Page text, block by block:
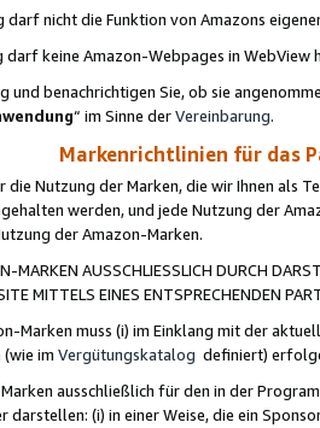
darf nicht die Funktion von Amazons
darf keine Amazon-Webpages in WebView
und benachrichtigen Sie, ob sie
“ im Sinne derVereinbarung.
Markenrichtlinien für das
die Nutzung der Marken, die wir Ihnen als
werden, und jede Nutzung der
der Amazon-Marken.
MARKEN AUSSCHLIESSLICH DURCH
MITTELS EINES ENTSPRECHENDEN
Marken muss (i) im Einklang mit der
im Vergütungskatalog definiert)
ausschließlich für den in der
(i) in einer Weise, die ein